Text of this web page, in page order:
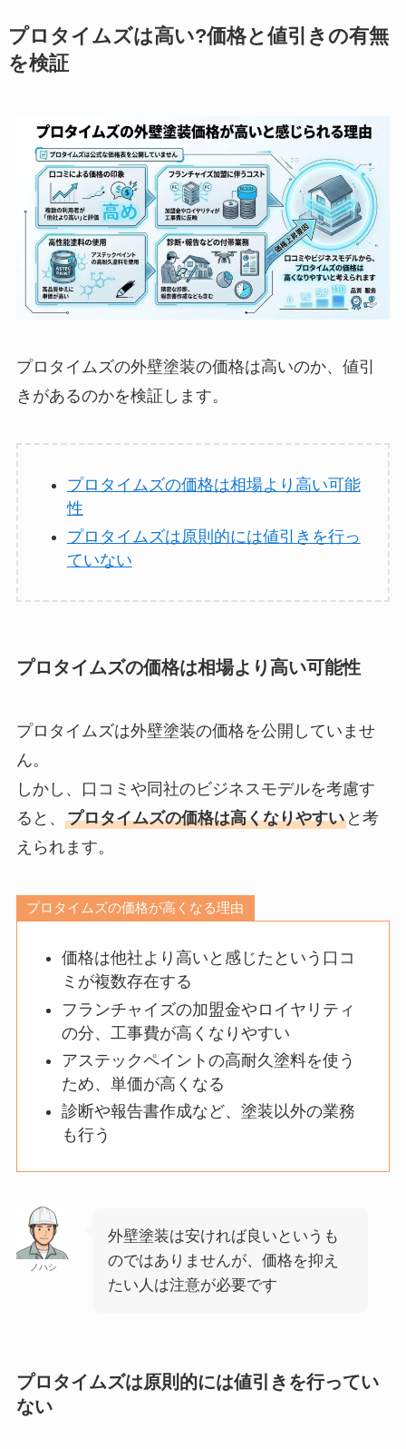
プロタイムズは高い?価格と値引きの有無
を検証
プロタイムズの外壁塗装の価格は高いのか、値引
きがあるのかを検証します。
プロタイムズの価格は相場より高い可能
性
プロタイムズは原則的には値引きを行っ
ていない
プロタイムズの価格は相場より高い可能性
プロタイムズは外壁塗装の価格を公開していませ
ん。
しかし、口コミや同社のビジネスモデルを考慮す
ると、 プロタイムズの価格は高くなりやすいと考
えられます。
プロタイムズの価格が高くなる理由
価格は他社より高いと感じたという口コ
ミが複数存在する
フランチャイズの加盟金やロイヤリティ
の分、工事費が高くなりやすい
アステックペイントの高耐久塗料を使う
ため、単価が高くなる
診断や報告書作成など、塗装以外の業務
も行う
ノハシ
外壁塗装は安ければ良いというも
のではありませんが、価格を抑え
たい人は注意が必要です
プロタイムズは原則的には値引きを行ってい
ない